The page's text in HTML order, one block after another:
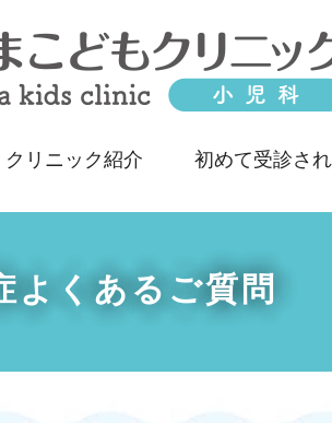
クリニック紹介 初めて受診さ
よくあるご質問